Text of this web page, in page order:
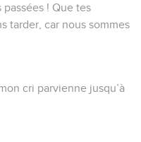
! Que tes
tarder, car nous sommes
cri parvienne jusqu’à